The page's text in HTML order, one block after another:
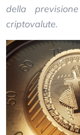
della
criptovalute.